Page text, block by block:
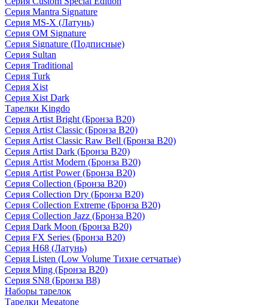
Серия Mantra Signature
Серия MS-X (Латунь)
Серия OM Signature
Серия Signature (Подписные)
Серия Sultan
Серия Traditional
Серия Turk
Серия Xist
Серия Xist Dark
Тарелки Kingdo
Серия Artist Bright (Бронза B20)
Серия Artist Classic (Бронза B20)
Серия Artist Classic Raw Bell (Бронза B20)
Серия Artist Dark (Бронза B20)
Серия Artist Modern (Бронза B20)
Серия Artist Power (Бронза B20)
Серия Collection (Бронза B20)
Серия Collection Dry (Бронза B20)
Серия Collection Extreme (Бронза B20)
Серия Collection Jazz (Бронза B20)
Серия Dark Moon (Бронза B20)
Серия FX Series (Бронза B20)
Серия H68 (Латунь)
Серия Listen (Low Volume Тихие сетчатые)
Серия Ming (Бронза B20)
Серия SN8 (Бронза B8)
Наборы тарелок
Тарелки Megatone